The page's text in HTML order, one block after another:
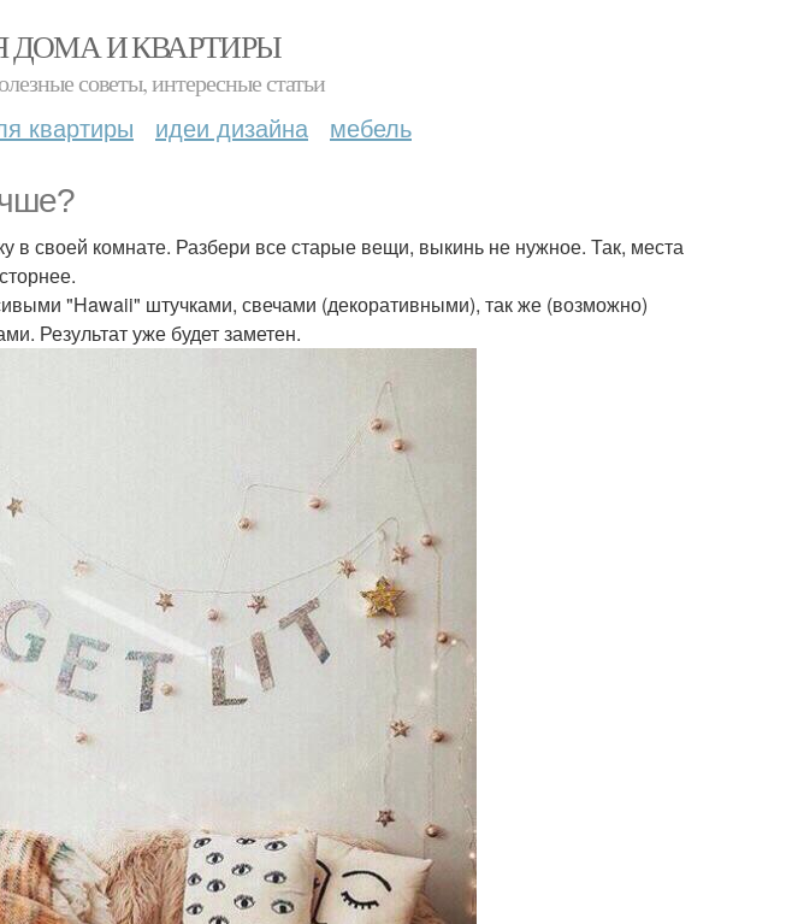
ДОМА И КВАРТИРЫ
советы, интересные статьи
квартиры идеи дизайна мебель
в своей комнате. Разбери все старые вещи, выкинь не нужное. Так, места
"Hawaii" штучками, свечами (декоративными), так же (возможно)
Результат уже будет заметен.